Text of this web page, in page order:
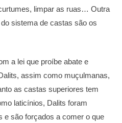
limpar as ruas… Outra
sistema de castas são os
a lei que proíbe abate e
assim como muçulmanas,
as castas superiores tem
laticínios, Dalits foram
e são forçados a comer o que